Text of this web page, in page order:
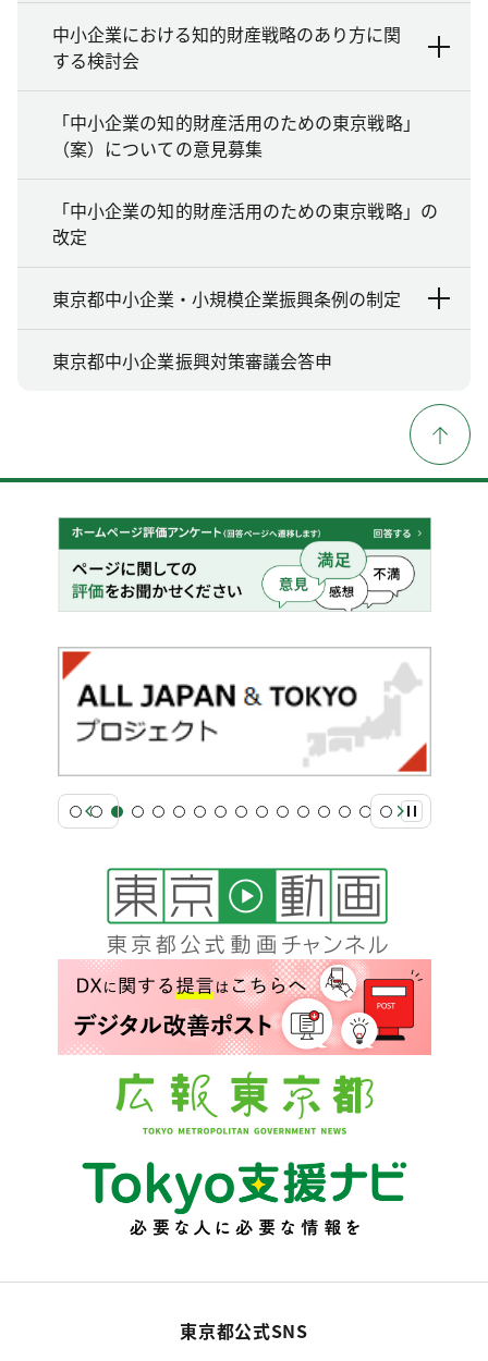
中小企業における知的財産戦略のあり方に関
する検討会
「中小企業の知的財産活用のための東京戦略」
（案）についての意見募集
「中小企業の知的財産活用のための東京戦略」の
改定
東京都中小企業・小規模企業振興条例の制定
東京都中小企業振興対策審議会答申
東京都公式SNS